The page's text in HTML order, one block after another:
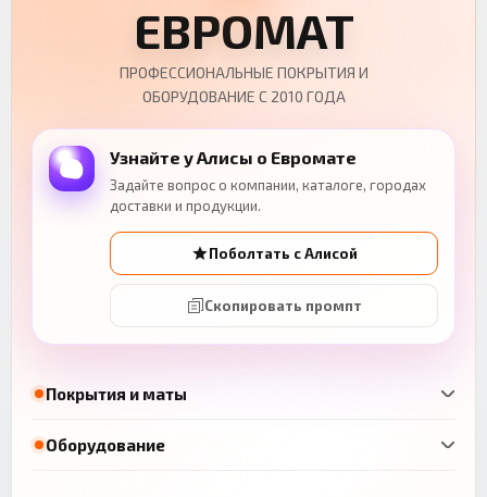
Покрытия и маты
Оборудование
ЕВРОМАТ
ПРОФЕССИОНАЛЬНЫЕ ПОКРЫТИЯ И
ОБОРУДОВАНИЕ С 2010 ГОДА
Узнайте у Алисы о Евромате
Задайте вопрос о компании, каталоге, городах
доставки и продукции.
Поболтать с Алисой
Скопировать промпт